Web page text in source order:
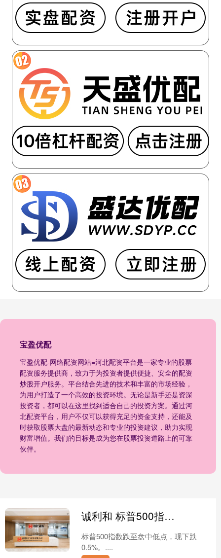
宝盈优配
宝盈优配-网络配资网站=河北配资平台是一家专业的股票
配资服务提供商，致力于为投资者提供便捷、安全的配资
炒股开户服务。平台结合先进的技术和丰富的市场经验，
为用户打造了一个高效的投资环境。无论是新手还是资深
投资者，都可以在这里找到适合自己的投资方案。通过河
北配资平台，用户不仅可以获得充足的资金支持，还能及
时获取股票大盘的最新动态和专业的投资建议，助力实现
财富增值。我们的目标是成为您在股票投资道路上的可靠
伙伴。
诚利和 标普500指数跌至盘中低点 现下跌05%
标普500指数跌至盘中低点，现下跌
0.5%。....